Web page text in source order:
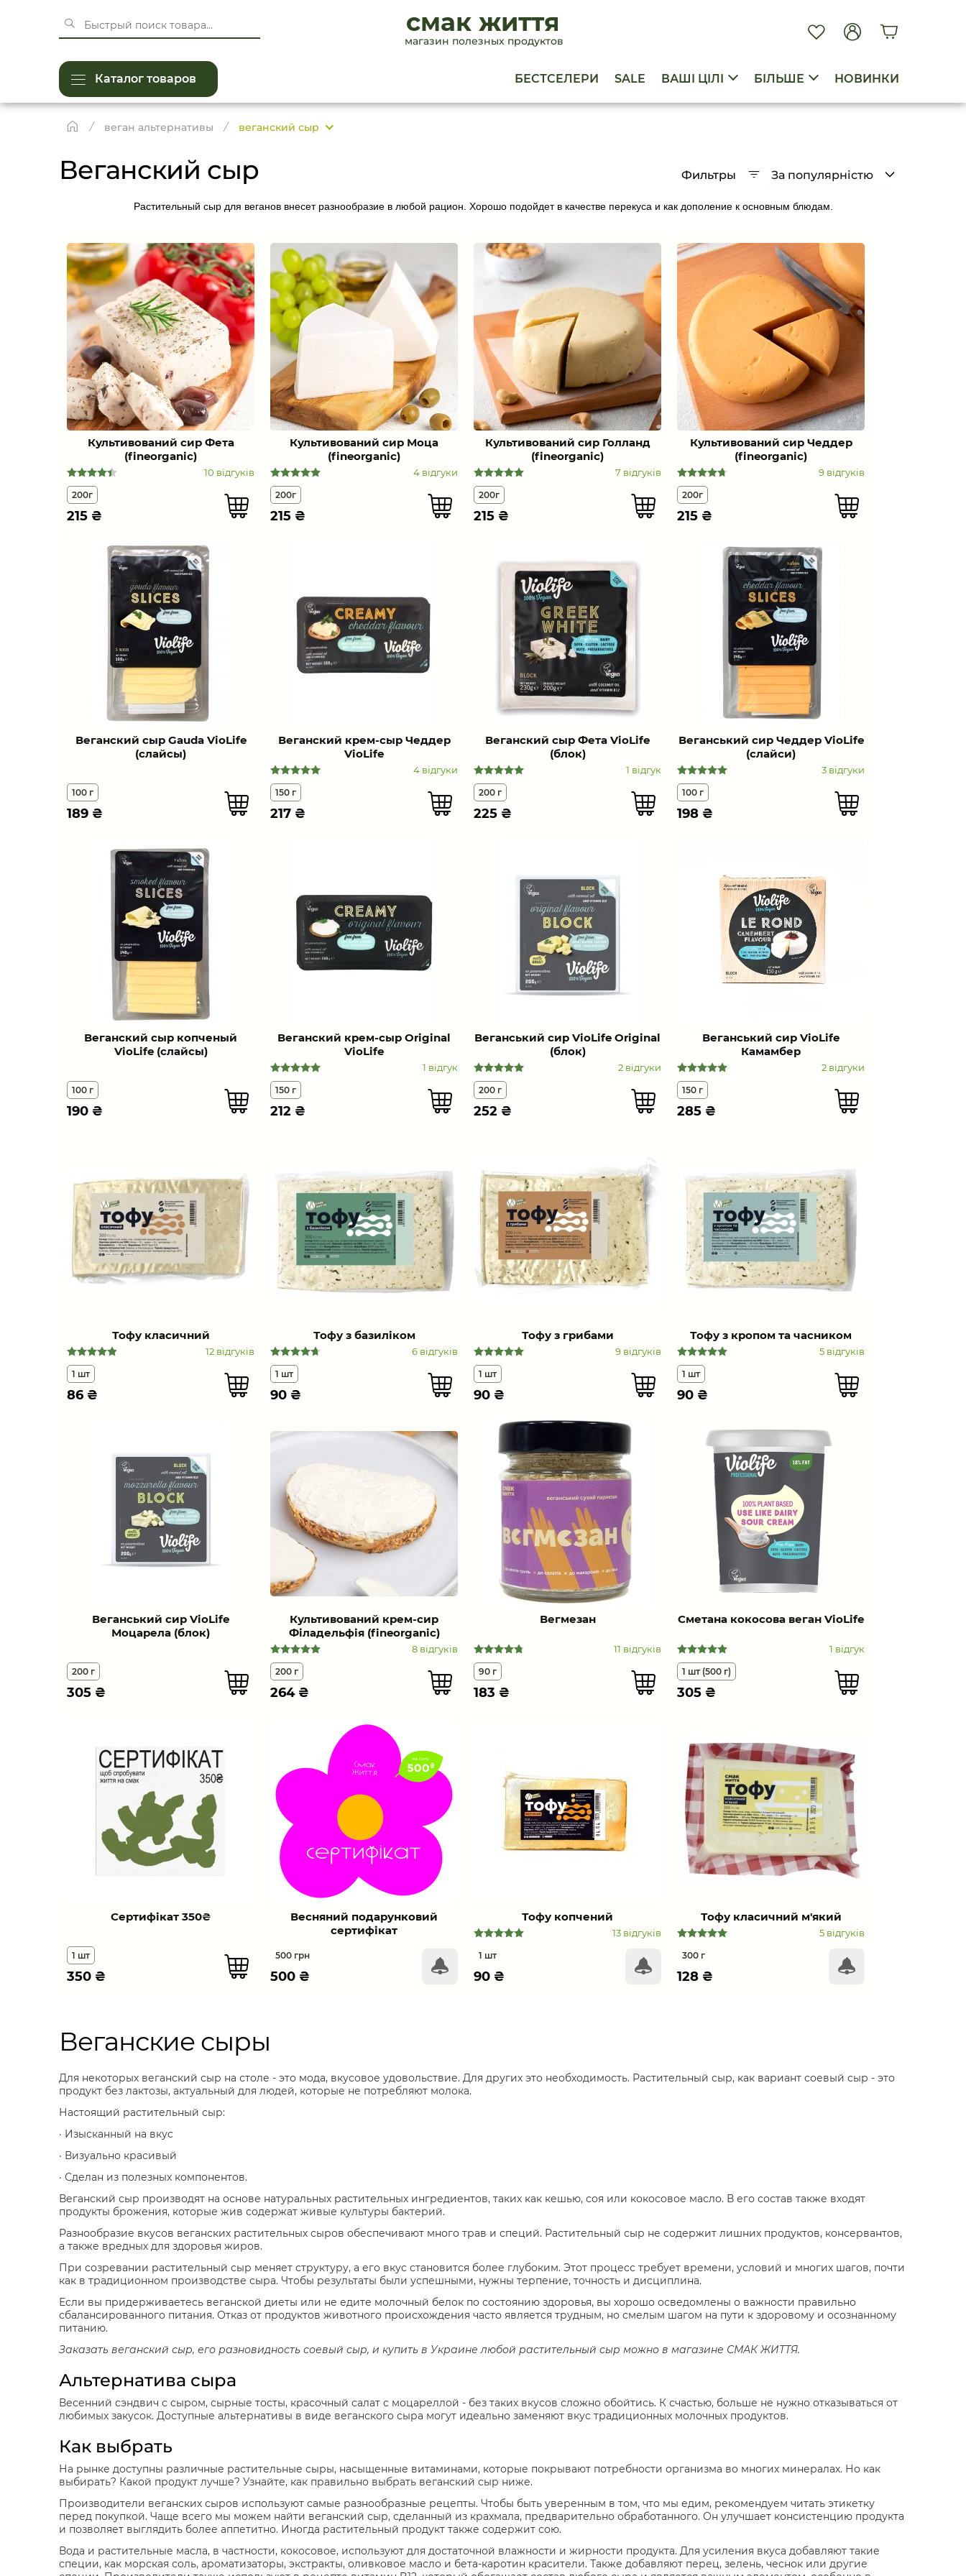
смак життя
магазин полезных продуктов
Каталог товаров БЕСТСЕЛЕРИ SALE ВАШІ ЦІЛІ БІЛЬШЕ НОВИНКИ
веган альтернативы веганский сыр
Веганский сыр Фильтры
За популярністю
За популярністю
Від дорогих до дешевих
Растительный сыр для веганов внесет разнообразие в любой рацион. Хорошо подойдет в качестве перекуса и как дополение к основным блюдам.
Культивований сир Фета
(fineorganic)
10 відгуків
200г
215 ₴
Культивований сир Моца
(fineorganic)
4 відгуки
200г
215 ₴
Культивований сир Голланд
(fineorganic)
7 відгуків
200г
215 ₴
Культивований сир Чеддер
(fineorganic)
9 відгуків
200г
215 ₴
Веганский сыр Gauda VioLife
(слайсы)
100 г
189 ₴
Веганский крем-сыр Чеддер
VioLife
4 відгуки
150 г
217 ₴
Веганский сыр Фета VioLife
(блок)
1 відгук
200 г
225 ₴
Веганський сир Чеддер VioLife
(слайси)
3 відгуки
100 г
198 ₴
Веганский сыр копченый
VioLife (слайсы)
100 г
190 ₴
Веганский крем-сыр Original
VioLife
1 відгук
150 г
212 ₴
Веганський сир VioLife Оriginal
(блок)
2 відгуки
200 г
252 ₴
Веганський сир VioLife
Камамбер
2 відгуки
150 г
285 ₴
Тофу класичний
12 відгуків
1 шт
86 ₴
Тофу з базиліком
6 відгуків
1 шт
90 ₴
Тофу з грибами
9 відгуків
1 шт
90 ₴
Тофу з кропом та часником
5 відгуків
1 шт
90 ₴
Веганський сир VioLife
Моцарела (блок)
200 г
305 ₴
Культивований крем-сир
Філадельфія (fineorganic)
8 відгуків
200 г
264₴
Вегмезан
11 відгуків
90 г
183 ₴
Сметана кокосова веган VioLife
1 відгук
1 шт (500 г)
305 ₴
Сертифікат 350₴
1 шт
350 ₴
Весняний подарунковий
сертифікат
500 грн
500 ₴
Тофу копчений
13 відгуків
1 шт
90 ₴
Тофу класичний м'який
5 відгуків
300 г
128 ₴
Веганские сыры
Для некоторых веганский сыр на столе - это мода, вкусовое удовольствие. Для других это необходимость. Растительный сыр, как вариант соевый сыр - это
продукт без лактозы, актуальный для людей, которые не потребляют молока.
Настоящий растительный сыр:
· Изысканный на вкус
· Визуально красивый
· Сделан из полезных компонентов.
Веганский сыр производят на основе натуральных растительных ингредиентов, таких как кешью, соя или кокосовое масло. В его состав также входят
продукты брожения, которые жив содержат живые культуры бактерий.
Разнообразие вкусов веганских растительных сыров обеспечивают много трав и специй. Растительный сыр не содержит лишних продуктов, консервантов,
а также вредных для здоровья жиров.
При созревании растительный сыр меняет структуру, а его вкус становится более глубоким. Этот процесс требует времени, условий и многих шагов, почти
как в традиционном производстве сыра. Чтобы результаты были успешными, нужны терпение, точность и дисциплина.
Если вы придерживаетесь веганской диеты или не едите молочный белок по состоянию здоровья, вы хорошо осведомлены о важности правильно
сбалансированного питания. Отказ от продуктов животного происхождения часто является трудным, но смелым шагом на пути к здоровому и осознанному
питанию.
Заказать веганский сыр, его разновидность соевый сыр, и купить в Украине любой растительный сыр можно в магазине СМАК ЖИТТЯ.
Альтернатива сыра
Весенний сэндвич с сыром, сырные тосты, красочный салат с моцареллой - без таких вкусов сложно обойтись. К счастью, больше не нужно отказываться от
любимых закусок. Доступные альтернативы в виде веганского сыра могут идеально заменяют вкус традиционных молочных продуктов.
Как выбрать
На рынке доступны различные растительные сыры, насыщенные витаминами, которые покрывают потребности организма во многих минералах. Но как
выбирать? Какой продукт лучше? Узнайте, как правильно выбрать веганский сыр ниже.
Производители веганских сыров используют самые разнообразные рецепты. Чтобы быть уверенным в том, что мы едим, рекомендуем читать этикетку
перед покупкой. Чаще всего мы можем найти веганский сыр, сделанный из крахмала, предварительно обработанного. Он улучшает консистенцию продукта
и позволяет выглядить более аппетитно. Иногда растительный продукт также содержит сою.
Вода и растительные масла, в частности, кокосовое, используют для достаточной влажности и жирности продукта. Для усиления вкуса добавляют такие
специи, как морская соль, ароматизаторы, экстракты, оливковое масло и бета-каротин красители. Также добавляют перец, зелень, чеснок или другие